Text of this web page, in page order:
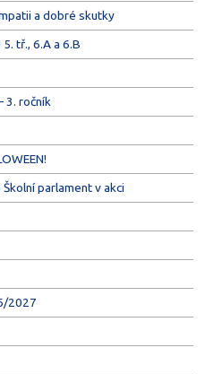
a dobré skutky
tř., 6.A a 6.B
3. ročník
parlament v akci
2027